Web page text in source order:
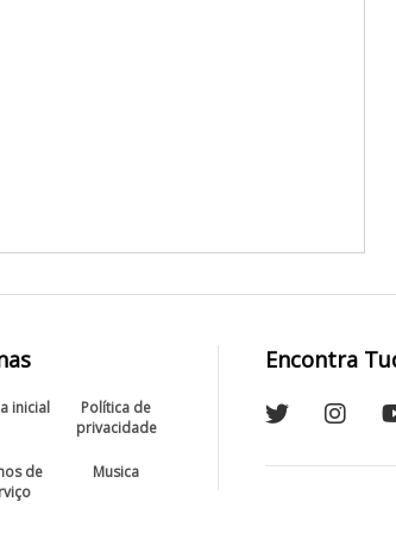
inicial
Política de
privacidade
de
Musica
Encontra